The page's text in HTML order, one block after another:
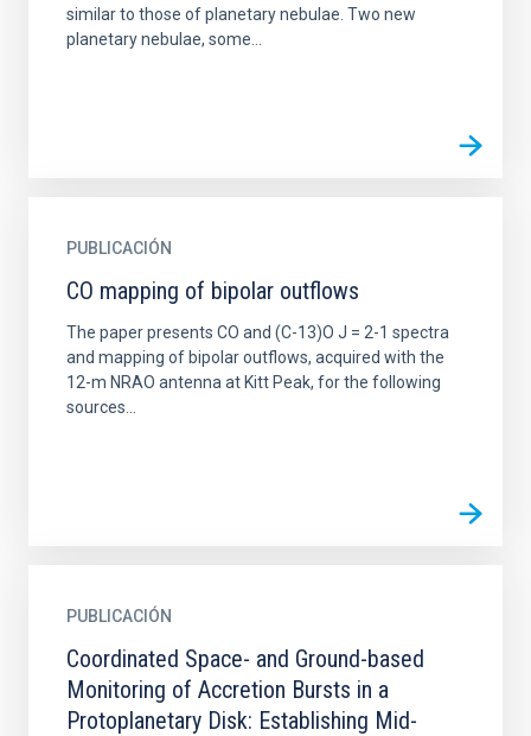
similar to those of planetary nebulae. Two new
planetary nebulae, some...
PUBLICACIÓN
CO mapping of bipolar outflows
The paper presents CO and (C-13)O J = 2-1 spectra
and mapping of bipolar outflows, acquired with the
12-m NRAO antenna at Kitt Peak, for the following
sources...
PUBLICACIÓN
Coordinated Space- and Ground-based
Monitoring of Accretion Bursts in a
Protoplanetary Disk: Establishing Mid-